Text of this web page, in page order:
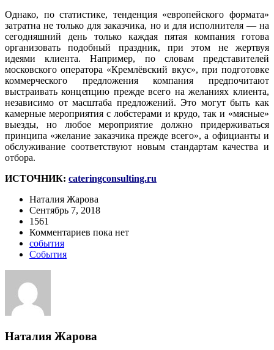
Однако, по статистике, тенденция «европейского формата»
затратна не только для заказчика, но и для исполнителя — на
сегодняшний день только каждая пятая компания готова
организовать подобный праздник, при этом не жертвуя
идеями клиента. Например, по словам представителей
московского оператора «Кремлёвский вкус», при подготовке
коммерческого предложения компания предпочитают
выстраивать концепцию прежде всего на желаниях клиента,
независимо от масштаба предложений. Это могут быть как
камерные мероприятия с лобстерами и крудо, так и «мясные»
выезды, но любое мероприятие должно придерживаться
принципа «желание заказчика прежде всего», а официанты и
обслуживание соответствуют новым стандартам качества и
отбора.
ИСТОЧНИК: cateringconsulting.ru
Наталия Жарова
Сентябрь 7, 2018
1561
Комментариев пока нет
события
События
Наталия Жарова